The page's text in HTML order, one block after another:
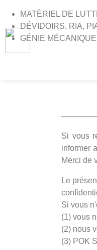
MATÈRIEL DE
DÉVIDOIRS, RIA,
GÉNIE MÉCANIQUE
Si vous
informer
Merci de
Le
Si vous
(1) vous
(2) nous
(3) POK